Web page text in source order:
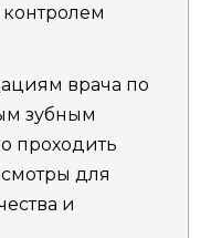
врача по
зубным
проходить
для
и